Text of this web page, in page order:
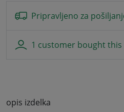
Pripravljeno za
1 customer bought
opis izdelka